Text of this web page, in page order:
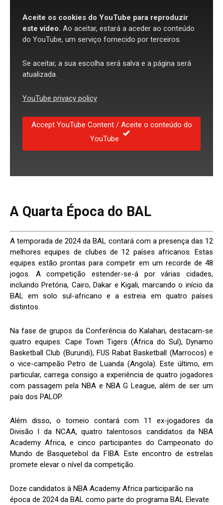
Aceite os cookies do YouTube para reproduzir
este vídeo. Ao aceitar, estará a aceder ao conteúdo
do YouTube, um serviço fornecido por terceiros.
Se aceitar, a sua escolha será salva e a página será
atualizada.
YouTube privacy policy
Accept YouTube Content / Aceite o conteúdo do
YouTube
A Quarta Época do BAL
A temporada de 2024 da BAL contará com a presença das 12
melhores equipes de clubes de 12 países africanos. Estas
equipes estão prontas para competir em um recorde de 48
jogos. A competição estender-se-á por várias cidades,
incluindo Pretória, Cairo, Dakar e Kigali, marcando o início da
BAL em solo sul-africano e a estreia em quatro países
distintos.
Na fase de grupos da Conferência do Kalahari, destacam-se
quatro equipes: Cape Town Tigers (África do Sul), Dynamo
Basketball Club (Burundi), FUS Rabat Basketball (Marrocos) e
o vice-campeão Petro de Luanda (Angola). Este último, em
particular, carrega consigo a experiência de quatro jogadores
com passagem pela NBA e NBA G League, além de ser um
país dos PALOP.
Além disso, o torneio contará com 11 ex-jogadores da
Divisão I da NCAA, quatro talentosos candidatos da NBA
Academy Africa, e cinco participantes do Campeonato do
Mundo de Basquetebol da FIBA. Este encontro de estrelas
promete elevar o nível da competição.
Doze candidatos à NBA Academy Africa participarão na
época de 2024 da BAL como parte do programa BAL Elevate.